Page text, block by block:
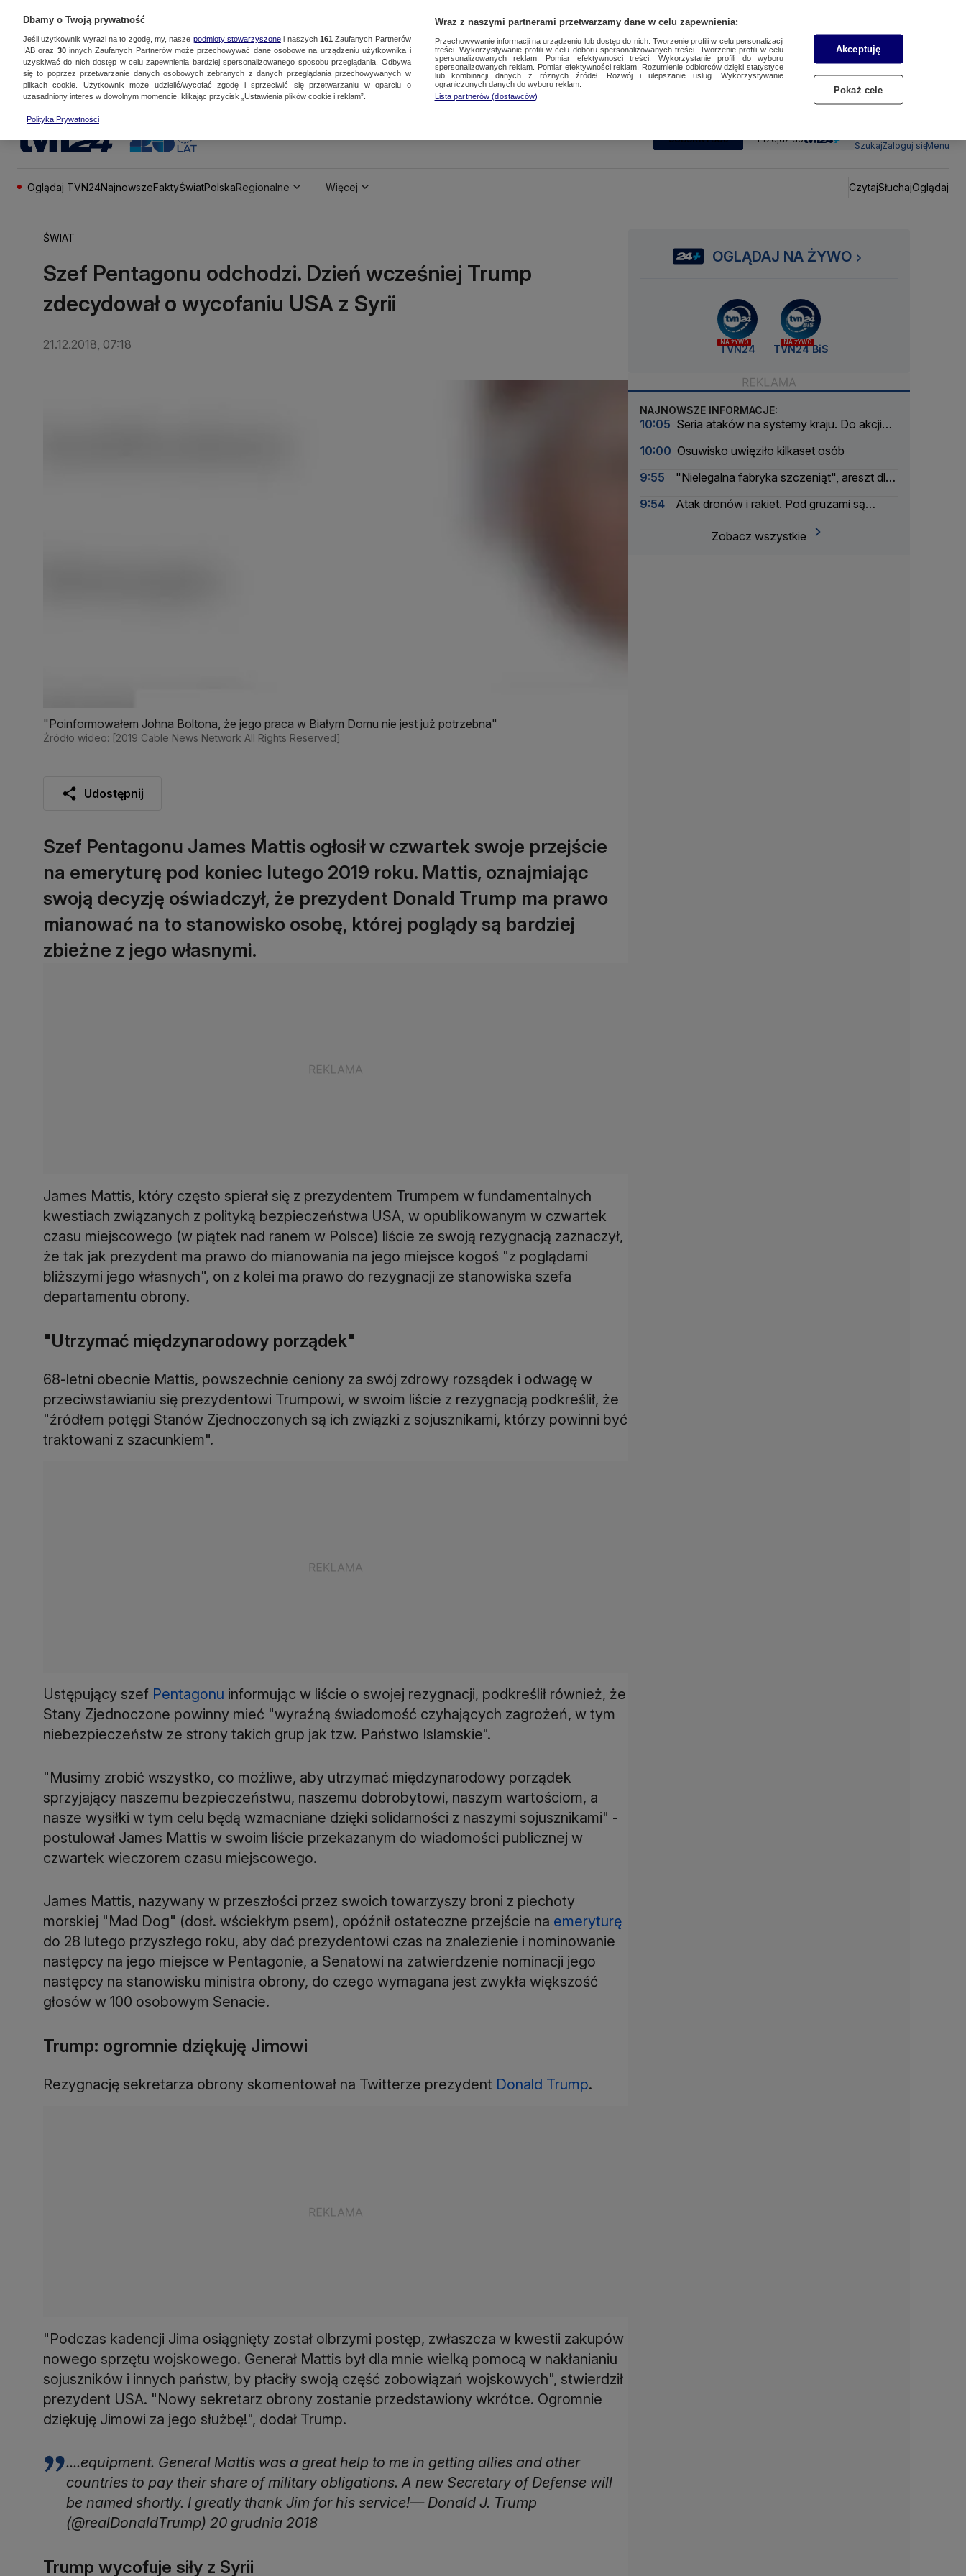
SUBSKRYBUJ Przejdź do
SzukajZaloguj sięMenu
Oglądaj TVN24NajnowszeFaktyŚwiatPolskaRegionalne Więcej CzytajSłuchajOglądaj
ŚWIAT
Szef Pentagonu odchodzi. Dzień wcześniej Trump
zdecydował o wycofaniu USA z Syrii
21.12.2018, 07:18
"Poinformowałem Johna Boltona, że jego praca w Białym Domu nie jest już potrzebna"
Źródło wideo: [2019 Cable News Network All Rights Reserved]
Udostępnij
Szef Pentagonu James Mattis ogłosił w czwartek swoje przejście
na emeryturę pod koniec lutego 2019 roku. Mattis, oznajmiając
swoją decyzję oświadczył, że prezydent Donald Trump ma prawo
mianować na to stanowisko osobę, której poglądy są bardziej
zbieżne z jego własnymi.
James Mattis, który często spierał się z prezydentem Trumpem w fundamentalnych
kwestiach związanych z polityką bezpieczeństwa USA, w opublikowanym w czwartek
czasu miejscowego (w piątek nad ranem w Polsce) liście ze swoją rezygnacją zaznaczył,
że tak jak prezydent ma prawo do mianowania na jego miejsce kogoś "z poglądami
bliższymi jego własnych", on z kolei ma prawo do rezygnacji ze stanowiska szefa
departamentu obrony.
"Utrzymać międzynarodowy porządek"
68-letni obecnie Mattis, powszechnie ceniony za swój zdrowy rozsądek i odwagę w
przeciwstawianiu się prezydentowi Trumpowi, w swoim liście z rezygnacją podkreślił, że
"źródłem potęgi Stanów Zjednoczonych są ich związki z sojusznikami, którzy powinni być
traktowani z szacunkiem".
Ustępujący szef Pentagonu informując w liście o swojej rezygnacji, podkreślił również, że
Stany Zjednoczone powinny mieć "wyraźną świadomość czyhających zagrożeń, w tym
niebezpieczeństw ze strony takich grup jak tzw. Państwo Islamskie".
"Musimy zrobić wszystko, co możliwe, aby utrzymać międzynarodowy porządek
sprzyjający naszemu bezpieczeństwu, naszemu dobrobytowi, naszym wartościom, a
nasze wysiłki w tym celu będą wzmacniane dzięki solidarności z naszymi sojusznikami" -
postulował James Mattis w swoim liście przekazanym do wiadomości publicznej w
czwartek wieczorem czasu miejscowego.
James Mattis, nazywany w przeszłości przez swoich towarzyszy broni z piechoty
morskiej "Mad Dog" (dosł. wściekłym psem), opóźnił ostateczne przejście na emeryturę
do 28 lutego przyszłego roku, aby dać prezydentowi czas na znalezienie i nominowanie
następcy na jego miejsce w Pentagonie, a Senatowi na zatwierdzenie nominacji jego
następcy na stanowisku ministra obrony, do czego wymagana jest zwykła większość
głosów w 100 osobowym Senacie.
Trump: ogromnie dziękuję Jimowi
Rezygnację sekretarza obrony skomentował na Twitterze prezydent Donald Trump.
"Podczas kadencji Jima osiągnięty został olbrzymi postęp, zwłaszcza w kwestii zakupów
nowego sprzętu wojskowego. Generał Mattis był dla mnie wielką pomocą w nakłanianiu
sojuszników i innych państw, by płaciły swoją część zobowiązań wojskowych", stwierdził
prezydent USA. "Nowy sekretarz obrony zostanie przedstawiony wkrótce. Ogromnie
dziękuję Jimowi za jego służbę!", dodał Trump.
....equipment. General Mattis was a great help to me in getting allies and other
countries to pay their share of military obligations. A new Secretary of Defense will
be named shortly. I greatly thank Jim for his service!— Donald J. Trump
(@realDonaldTrump) 20 grudnia 2018
Trump wycofuje siły z Syrii
OGLĄDAJ NA ŻYWO
NA ŻYWO
TVN24
NA ŻYWO
TVN24 BiS
NAJNOWSZE INFORMACJE:
10:05 Seria ataków na systemy kraju. Do akcji
10:00 Osuwisko uwięziło kilkaset osób
9:55
"Nielegalna fabryka szczeniąt", areszt dla
9:54
Atak dronów i rakiet. Pod gruzami są
Zobacz wszystkie
Dbamy o Twoją prywatność
Jeśli użytkownik wyrazi na to zgodę, my, nasze podmioty stowarzyszonei naszych 161 Zaufanych Partnerów
IAB oraz 30innych Zaufanych Partnerów może przechowywać dane osobowe na urządzeniu użytkownika i
uzyskiwać do nich dostęp w celu zapewnienia bardziej spersonalizowanego sposobu przeglądania. Odbywa
się to poprzez przetwarzanie danych osobowych zebranych z danych przeglądania przechowywanych w
plikach cookie. Użytkownik może udzielić/wycofać zgodę i sprzeciwić się przetwarzaniu w oparciu o
uzasadniony interes w dowolnym momencie, klikając przycisk „Ustawienia plików cookie i reklam”.
Polityka Prywatności
Wraz z naszymi partnerami przetwarzamy dane w celu zapewnienia:
Przechowywanie informacji na urządzeniu lub dostęp do nich. Tworzenie profili w celu personalizacji
treści. Wykorzystywanie profili w celu doboru spersonalizowanych treści. Tworzenie profili w celu
spersonalizowanych reklam. Pomiar efektywności treści. Wykorzystanie profili do wyboru
spersonalizowanych reklam. Pomiar efektywności reklam. Rozumienie odbiorców dzięki statystyce
lub kombinacji danych z różnych źródeł. Rozwój i ulepszanie usług. Wykorzystywanie
ograniczonych danych do wyboru reklam.
Lista partnerów (dostawców)
Akceptuję
Pokaż cele